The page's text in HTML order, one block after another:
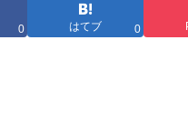
0 はてブ 0